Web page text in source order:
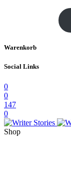
Warenkorb
Social Links
0
0
147
0
Shop